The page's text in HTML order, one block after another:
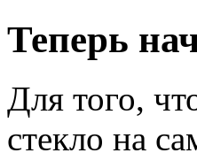
Теперь
Для того,
стекло на